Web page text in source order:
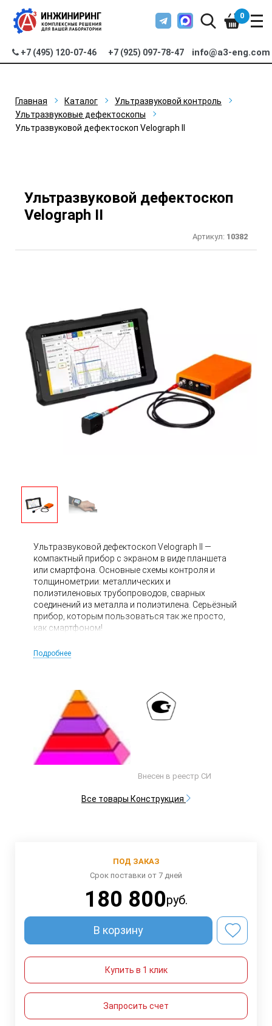
+7 (495) 120-07-46 +7 (925) 097-78-47 info@a3-eng.com
0
Главная Каталог
Ультразвуковой контроль
Ультразвуковые дефектоскопы
Ультразвуковой дефектоскоп Velograph II
Ультразвуковой дефектоскоп
Velograph II
Артикул: 10382
Ультразвуковой дефектоскоп Velograph II —
компактный прибор с экраном в виде планшета
или смартфона. Основные схемы контроля и
толщинометрии: металлических и
полиэтиленовых трубопроводов, сварных
соединений из металла и полиэтилена. Серьёзный
прибор, которым пользоваться так же просто,
как смартфоном!
Подробнее
Внесен в реестр СИ
Все товары Конструкция
ПОД ЗАКАЗ
Срок поставки от 7 дней
180 800руб.
В корзину
Купить в 1 клик
Запросить счет